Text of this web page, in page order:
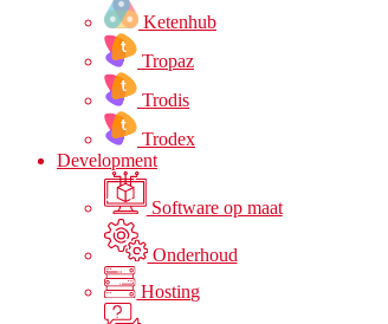
Ketenhub
Tropaz
Trodis
Trodex
Development
Software op maat
Onderhoud
Hosting